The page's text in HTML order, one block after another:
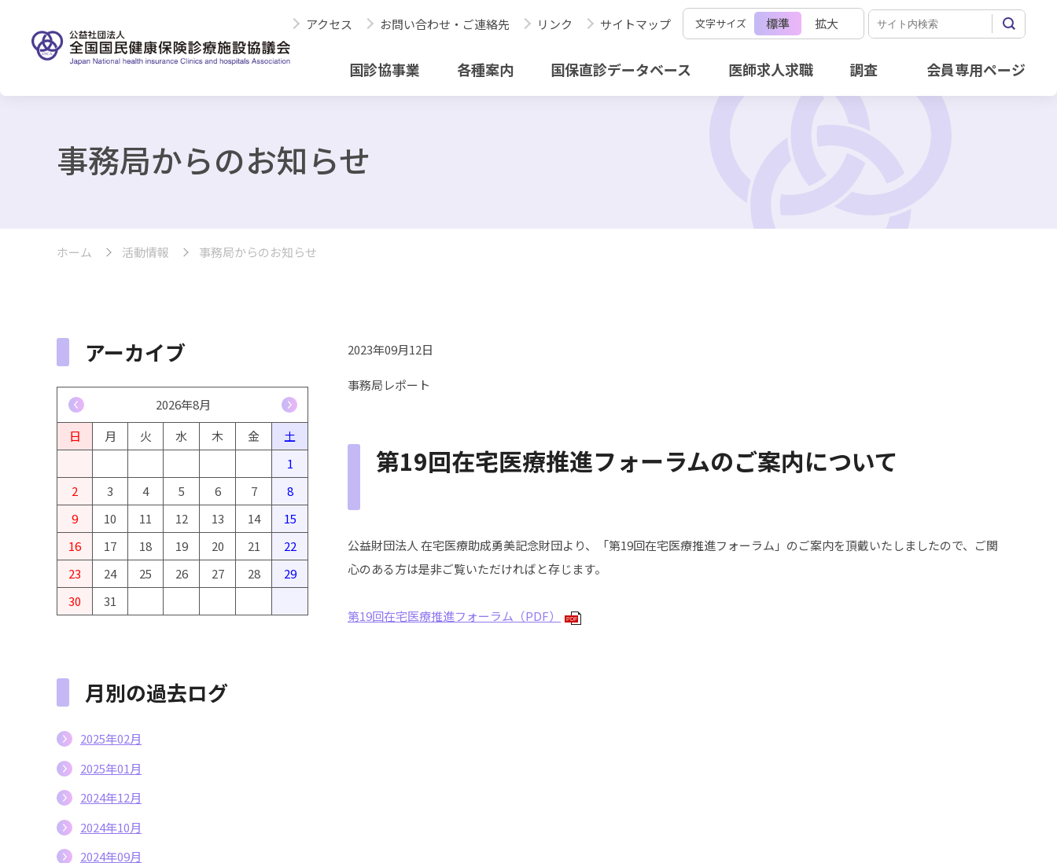
アクセス お問い合わせ・ご連絡先 リンク サイトマップ 文字サイズ 標準 拡大
国診協事業 各種案内 国保直診データベース 医師求人求職 調査 会員専用ページ
事務局からのお知らせ
ホーム 活動情報 事務局からのお知らせ
2023年09月12日
事務局レポート
第19回在宅医療推進フォーラムのご案内について
公益財団法人 在宅医療助成勇美記念財団より、「第19回在宅医療推進フォーラム」のご案内を頂戴いたしましたので、ご関
心のある方は是非ご覧いただければと存じます。
第19回在宅医療推進フォーラム（PDF） PDF
アーカイブ
2026年8月
日
月 火 水 木 金
土
1
2
3 4 5 6 7
8
9
10 11 12 13 14
15
16
17 18 19 20 21
22
23
24 25 26 27 28
29
30
31
月別の過去ログ
2025年02月
2025年01月
2024年12月
2024年10月
2024年09月